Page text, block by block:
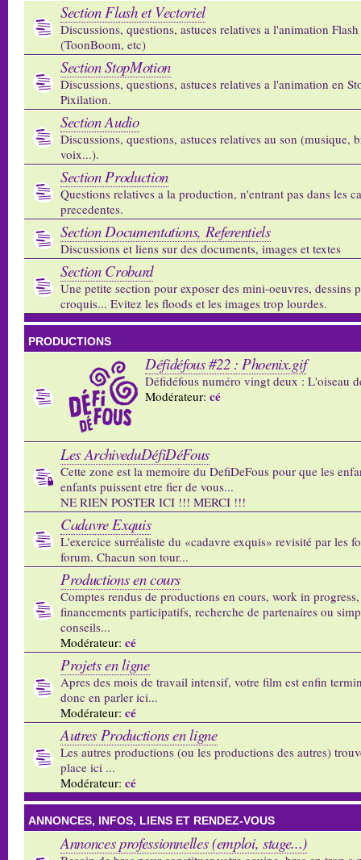
Section Flash et Vectoriel
Discussions, questions, astuces relatives a l'animation
(ToonBoom, etc)
Section StopMotion
Discussions, questions, astuces relatives a l'animation en
Pixilation.
Section Audio
Discussions, questions, astuces relatives au son (musique,
voix...).
Section Production
Questions relatives a la production, n'entrant pas dans les
precedentes.
Section Documentations, Referentiels
Discussions et liens sur des documents, images et textes
Section Crobard
Une petite section pour exposer des mini-oeuvres, dessins
croquis... Evitez les floods et les images trop lourdes.
PRODUCTIONS
Défidéfous #22 : Phoenix.gif
Défidéfous numéro vingt deux : L'oiseau
Modérateur: cé
Les ArchiveduDéfiDéFous
Cette zone est la memoire du DefiDeFous pour que les
enfants puissent etre fier de vous...
NE RIEN POSTER ICI !!! MERCI !!!
Cadavre Exquis
L'exercice surréaliste du «cadavre exquis» revisité par les
forum. Chacun son tour...
Productions en cours
Comptes rendus de productions en cours, work in
financements participatifs, recherche de partenaires ou
conseils...
Modérateur: cé
Projets en ligne
Apres des mois de travail intensif, votre film est enfin
donc en parler ici...
Modérateur: cé
Autres Productions en ligne
Les autres productions (ou les productions des autres)
place ici ...
Modérateur: cé
ANNONCES, INFOS, LIENS ET RENDEZ-VOUS
Annonces professionnelles (emploi, stage...)